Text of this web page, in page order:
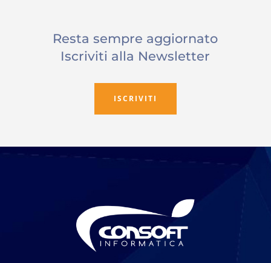
Resta sempre aggiornato
Iscriviti alla Newsletter
ISCRIVITI